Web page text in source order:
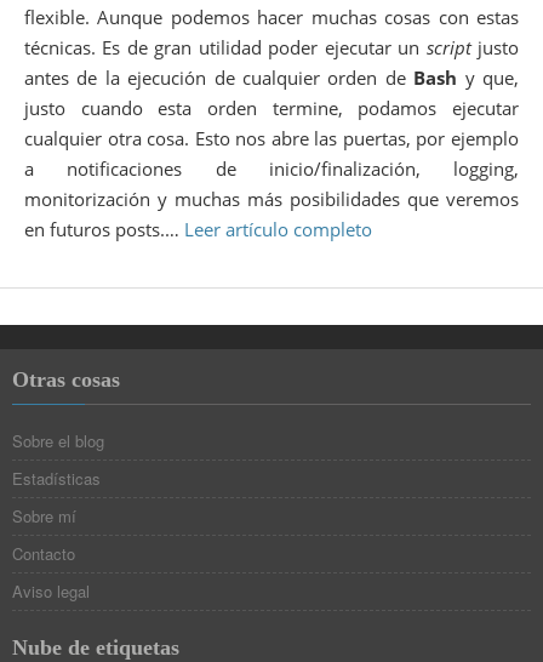
flexible. Aunque podemos hacer muchas cosas con estas
técnicas. Es de gran utilidad poder ejecutar un scriptjusto
antes de la ejecución de cualquier orden de Bash y que,
justo cuando esta orden termine, podamos ejecutar
cualquier otra cosa. Esto nos abre las puertas, por ejemplo
a notificaciones de inicio/finalización, logging,
monitorización y muchas más posibilidades que veremos
en futuros posts.… Leer artículo completo
Otras cosas
Sobre el blog
Estadísticas
Sobre mí
Contacto
Aviso legal
Nube de etiquetas